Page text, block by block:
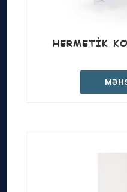
HERMETIK